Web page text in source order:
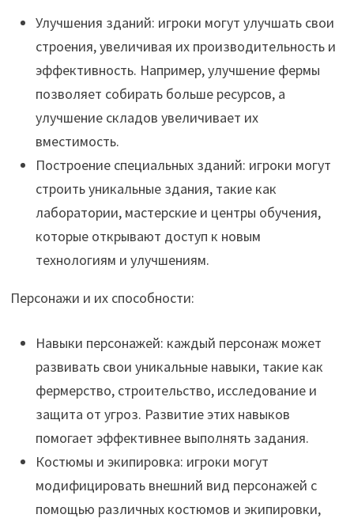
Улучшения зданий: игроки могут улучшать свои
строения, увеличивая их производительность и
эффективность. Например, улучшение фермы
позволяет собирать больше ресурсов, а
улучшение складов увеличивает их
вместимость.
Построение специальных зданий: игроки могут
строить уникальные здания, такие как
лаборатории, мастерские и центры обучения,
которые открывают доступ к новым
технологиям и улучшениям.
Персонажи и их способности:
Навыки персонажей: каждый персонаж может
развивать свои уникальные навыки, такие как
фермерство, строительство, исследование и
защита от угроз. Развитие этих навыков
помогает эффективнее выполнять задания.
Костюмы и экипировка: игроки могут
модифицировать внешний вид персонажей с
помощью различных костюмов и экипировки,